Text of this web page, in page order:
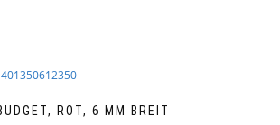
ROT, 6 MM BREIT